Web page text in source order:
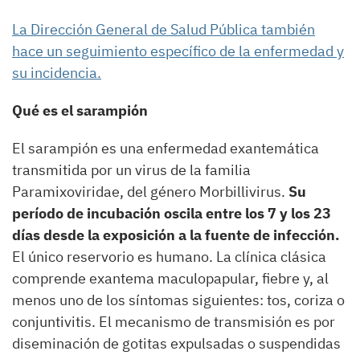
La Dirección General de Salud Pública también
hace un seguimiento específico de la enfermedad y
su incidencia.
Qué es el sarampión
El sarampión es una enfermedad exantemática
transmitida por un virus de la familia
Paramixoviridae, del género Morbillivirus. Su
período de incubación oscila entre los 7 y los 23
días desde la exposición a la fuente de infección.
El único reservorio es humano. La clínica clásica
comprende exantema maculopapular, fiebre y, al
menos uno de los síntomas siguientes: tos, coriza o
conjuntivitis. El mecanismo de transmisión es por
diseminación de gotitas expulsadas o suspendidas